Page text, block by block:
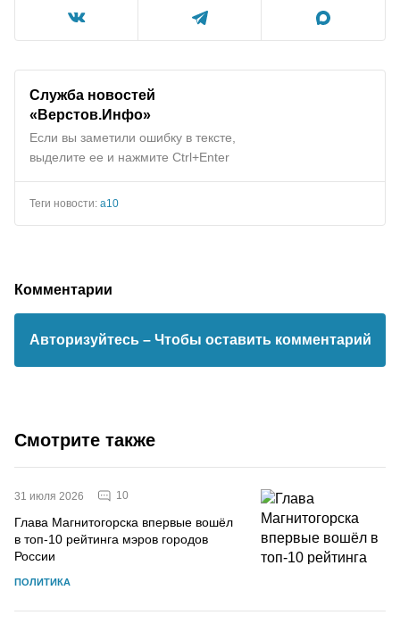
Служба новостей
«Верстов.Инфо»
Если вы заметили ошибку в тексте,
выделите ее и нажмите Ctrl+Enter
Теги новости: а10
Комментарии
Авторизуйтесь – Чтобы оставить комментарий
Смотрите также
31 июля 2026 10
Глава Магнитогорска впервые вошёл
в топ-10 рейтинга мэров городов
России
ПОЛИТИКА